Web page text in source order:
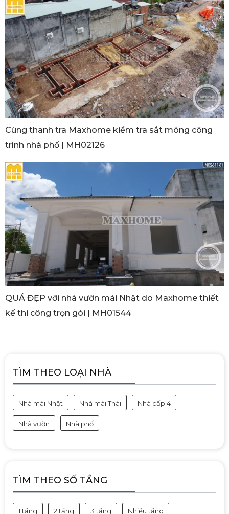
Cùng thanh tra Maxhome kiểm tra sắt móng công
trình nhà phố | MH02126
QUÁ ĐẸP với nhà vườn mái Nhật do Maxhome thiết
kế thi công trọn gói | MH01544
TÌM THEO LOẠI NHÀ
Nhà mái Nhật Nhà mái Thái Nhà cấp 4
Nhà vườn Nhà phố
TÌM THEO SỐ TẦNG
1 tầng 2 tầng 3 tầng Nhiều tầng